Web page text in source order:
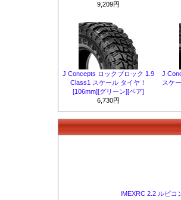
9,209円
J Concepts ロックブロック 1.9
Class1 スケール タイヤ！
[106mm][グリーン][ペア]
6,730円
J
スケ
IMEXRC 2.2 ルビコ